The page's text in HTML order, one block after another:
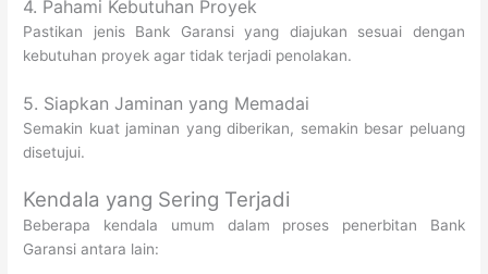
4. Pahami Kebutuhan Proyek
Pastikan jenis Bank Garansi yang diajukan sesuai dengan
kebutuhan proyek agar tidak terjadi penolakan.
5. Siapkan Jaminan yang Memadai
Semakin kuat jaminan yang diberikan, semakin besar peluang
disetujui.
Kendala yang Sering Terjadi
Beberapa kendala umum dalam proses penerbitan Bank
Garansi antara lain: